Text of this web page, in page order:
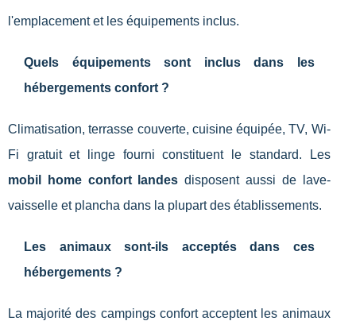
l'emplacement et les équipements inclus.
Quels équipements sont inclus dans les
hébergements confort ?
Climatisation, terrasse couverte, cuisine équipée, TV, Wi-
Fi gratuit et linge fourni constituent le standard. Les
mobil home confort landes disposent aussi de lave-
vaisselle et plancha dans la plupart des établissements.
Les animaux sont-ils acceptés dans ces
hébergements ?
La majorité des campings confort acceptent les animaux